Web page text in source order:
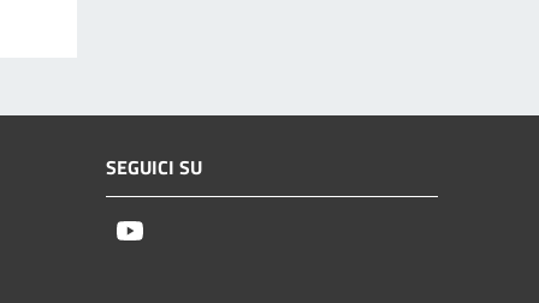
SEGUICI SU